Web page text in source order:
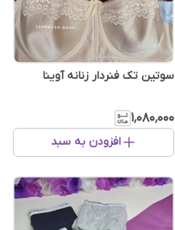
سوتین تک فنردار زنانه آوینا
۱٬۰۸۰٬۰۰۰
افزودن به سبد